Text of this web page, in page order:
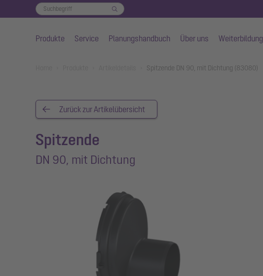
Produkte Service Planungshandbuch Über uns Weiterbildung
Spitzende DN 90, mit Dichtung (83080)
Zurück zur Artikelübersicht
Spitzende
DN 90, mit Dichtung